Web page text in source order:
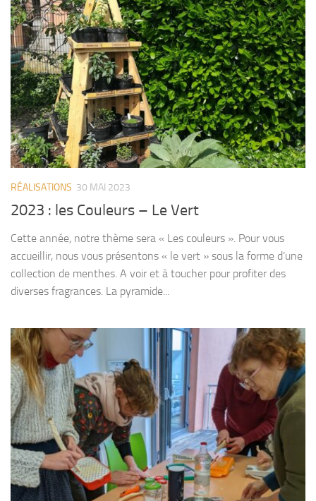
RÉALISATIONS 30 MAI 2023
2023 : les Couleurs – Le Vert
Cette année, notre thème sera « Les couleurs ». Pour vous
accueillir, nous vous présentons « le vert » sous la forme d’une
collection de menthes. A voir et à toucher pour profiter des
diverses fragrances. La pyramide...